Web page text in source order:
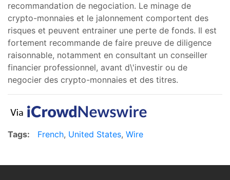
recommandation de negociation. Le minage de
crypto-monnaies et le jalonnement comportent des
risques et peuvent entrainer une perte de fonds. Il est
fortement recommande de faire preuve de diligence
raisonnable, notamment en consultant un conseiller
financier professionnel, avant d\'investir ou de
negocier des crypto-monnaies et des titres.
Tags: French, United States, Wire